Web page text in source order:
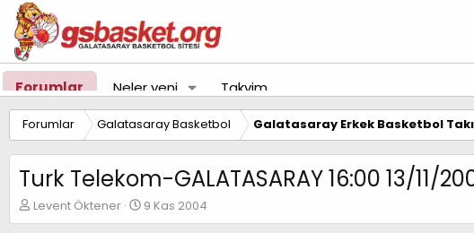
Forumlar Neler yeni Takvim
Forumlar Galatasaray Basketbol Galatasaray Erkek Basketbol
Turk Telekom-GALATASARAY 16:00 13/11/
K
o
Levent Öktener
B
a
9 Kas 2004